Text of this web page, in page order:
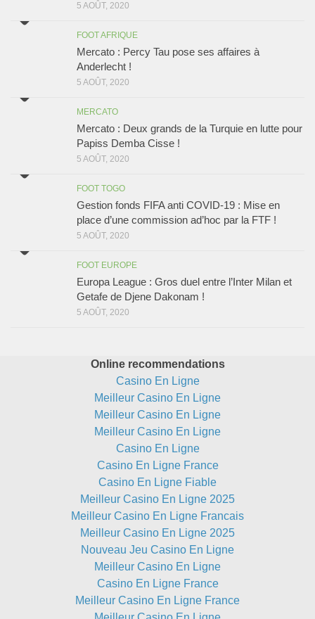
5 AOÛT, 2020
FOOT AFRIQUE
Mercato : Percy Tau pose ses affaires à
Anderlecht !
5 AOÛT, 2020
MERCATO
Mercato : Deux grands de la Turquie en lutte pour
Papiss Demba Cisse !
5 AOÛT, 2020
FOOT TOGO
Gestion fonds FIFA anti COVID-19 : Mise en
place d’une commission ad’hoc par la FTF !
5 AOÛT, 2020
FOOT EUROPE
Europa League : Gros duel entre l’Inter Milan et
Getafe de Djene Dakonam !
5 AOÛT, 2020
Online recommendations
Casino En Ligne
Meilleur Casino En Ligne
Meilleur Casino En Ligne
Meilleur Casino En Ligne
Casino En Ligne
Casino En Ligne France
Casino En Ligne Fiable
Meilleur Casino En Ligne 2025
Meilleur Casino En Ligne Francais
Meilleur Casino En Ligne 2025
Nouveau Jeu Casino En Ligne
Meilleur Casino En Ligne
Casino En Ligne France
Meilleur Casino En Ligne France